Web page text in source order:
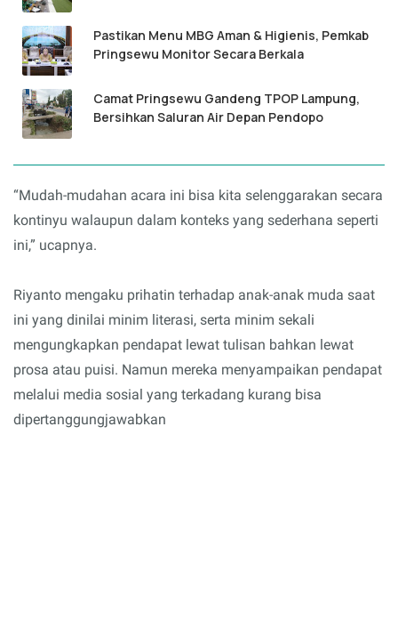
Pastikan Menu MBG Aman & Higienis, Pemkab
Pringsewu Monitor Secara Berkala
Camat Pringsewu Gandeng TPOP Lampung,
Bersihkan Saluran Air Depan Pendopo
“Mudah-mudahan acara ini bisa kita selenggarakan secara
kontinyu walaupun dalam konteks yang sederhana seperti
ini,” ucapnya.
Riyanto mengaku prihatin terhadap anak-anak muda saat
ini yang dinilai minim literasi, serta minim sekali
mengungkapkan pendapat lewat tulisan bahkan lewat
prosa atau puisi. Namun mereka menyampaikan pendapat
melalui media sosial yang terkadang kurang bisa
dipertanggungjawabkan